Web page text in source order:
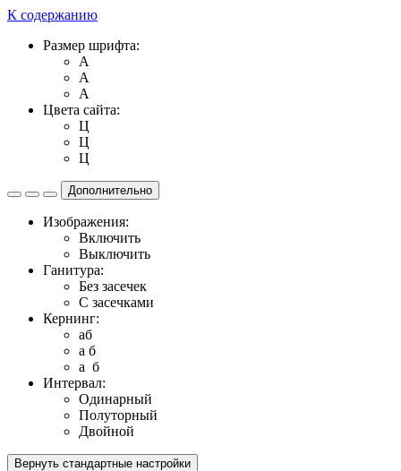
К содержанию
Размер шрифта:
A
A
A
Цвета сайта:
Ц
Ц
Ц
Дополнительно
Изображения:
Включить
Выключить
Ганитура:
Без засечек
С засечками
Кернинг:
aб
a б
a б
Интервал:
Одинарный
Полуторный
Двойной
Вернуть стандартные настройки